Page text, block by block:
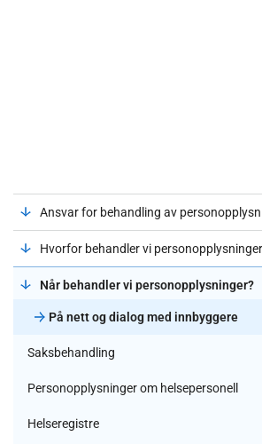
Ansvar for behandling av
Hvorfor behandler vi
Når behandler vi personopplysninger?
På nett og dialog med innbyggere
Saksbehandling
Personopplysninger om helsepersonell
Helseregistre